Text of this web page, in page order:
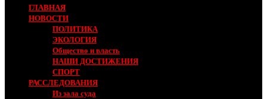
ГЛАВНАЯ
НОВОСТИ
ПОЛИТИКА
ЭКОЛОГИЯ
Общество и власть
НАШИ ДОСТИЖЕНИЯ
СПОРТ
РАССЛЕДОВАНИЯ
Из зала суда